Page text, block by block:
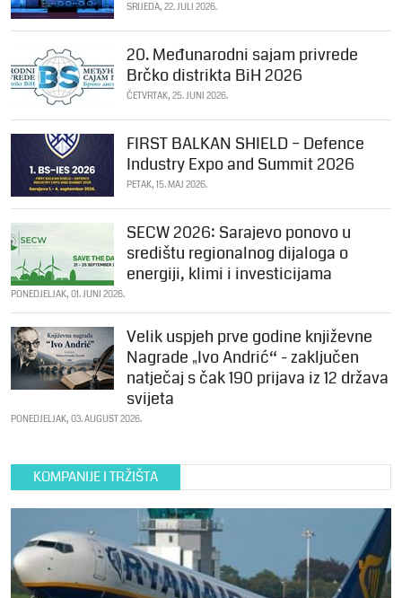
SRIJEDA, 22. JULI 2026.
20. Međunarodni sajam privrede
Brčko distrikta BiH 2026
ČETVRTAK, 25. JUNI 2026.
FIRST BALKAN SHIELD – Defence
Industry Expo and Summit 2026
PETAK, 15. MAJ 2026.
SECW 2026: Sarajevo ponovo u
središtu regionalnog dijaloga o
energiji, klimi i investicijama
PONEDJELJAK, 01. JUNI 2026.
Velik uspjeh prve godine književne
Nagrade „Ivo Andrić“ - zaključen
natječaj s čak 190 prijava iz 12 država
svijeta
PONEDJELJAK, 03. AUGUST 2026.
KOMPANIJE I TRŽIŠTA